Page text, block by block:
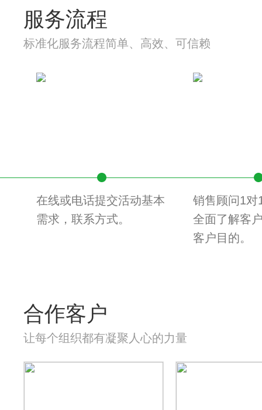
服务流程
标准化服务流程简单、高效、可信赖
在线或电话提交活动基本
需求，联系方式。
销售顾问1对
全面了解客
客户目的。
合作客户
让每个组织都有凝聚人心的力量